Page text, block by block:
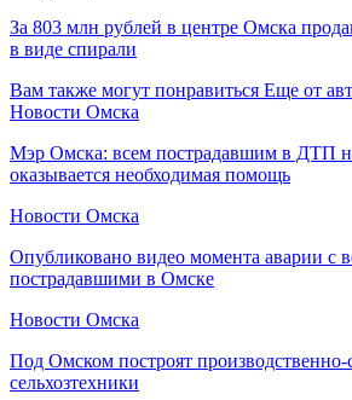
За 803 млн рублей в центре Омска
в виде спирали
Вам также могут понравиться Еще от
Новости Омска
Мэр Омска: всем пострадавшим в ДТП
оказывается необходимая помощь
Новости Омска
Опубликовано видео момента аварии с
пострадавшими в Омске
Новости Омска
Под Омском построят
сельхозтехники